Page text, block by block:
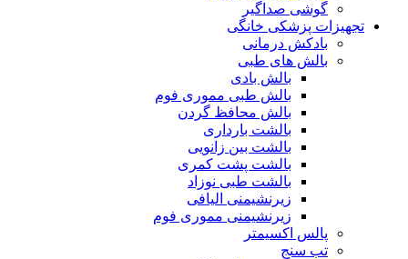
گوشی صداگیر
تجهیزات پزشکی خانگی
بادکش درمانی
بالش های طبی
بالش بادی
بالش طبی مموری فوم
بالش محافظ گردن
بالشت بارداری
بالشت بین زانویی
بالشت پشت کمری
بالشت طبی نوزاد
زیرنشیمنی الیافی
زیرنشیمنی مموری فوم
پالس اکسیمتر
تب سنج